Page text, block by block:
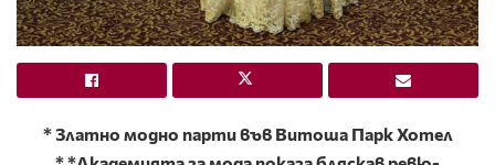
* Златно модно парти във Витоша Парк Хотел